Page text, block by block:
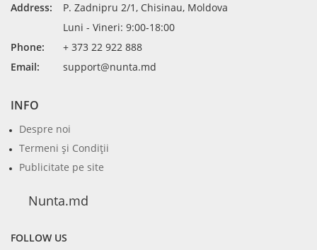
Address:
P. Zadnipru 2/1, Chisinau, Moldova
Luni - Vineri: 9:00-18:00
Phone:
+ 373 22 922 888
Email:
support@nunta.md
INFO
Despre noi
Termeni şi Condiţii
Publicitate pe site
Nunta.md
FOLLOW US